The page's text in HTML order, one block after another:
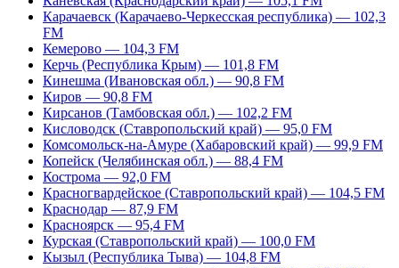
Карачаевск (Карачаево-Черкесская республика) — 102,3
FM
Кемерово — 104,3 FM
Керчь (Республика Крым) — 101,8 FM
Кинешма (Ивановская обл.) — 90,8 FM
Киров — 90,8 FM
Кирсанов (Тамбовская обл.) — 102,2 FM
Кисловодск (Ставропольский край) — 95,0 FM
Комсомольск-на-Амуре (Хабаровский край) — 99,9 FM
Копейск (Челябинская обл.) — 88,4 FM
Кострома — 92,0 FM
Красногвардейское (Ставропольский край) — 104,5 FM
Краснодар — 87,9 FM
Красноярск — 95,4 FM
Курская (Ставропольский край) — 100,0 FM
Кызыл (Республика Тыва) — 104,8 FM